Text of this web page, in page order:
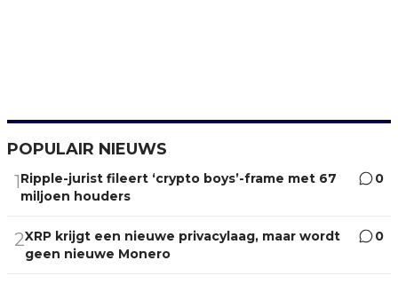
POPULAIR NIEUWS
1Ripple-jurist fileert ‘crypto boys’-frame met 67
miljoen houders
0
2XRP krijgt een nieuwe privacylaag, maar wordt
geen nieuwe Monero
0